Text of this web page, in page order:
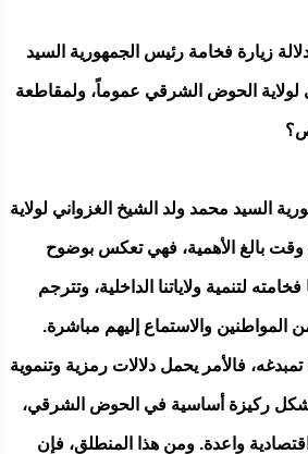
زيارة فخامة رئيس الجمهورية السيد
لولاية الحوض الشرقي عموماً، ولمقاطعة
السيد محمد ولد الشيخ الغزواني لولاية
بالغ الأهمية، فهي تعكس بوضوح
فخامته لتنمية ولاياتنا الداخلية، وتترجم
المواطنين والاستماع إليهم مباشرة.
فالأمر يحمل دلالات رمزية وتنموية
ركيزة أساسية في الحوض الشرقي،
واعدة. ومن هذا المنطلق، فإن